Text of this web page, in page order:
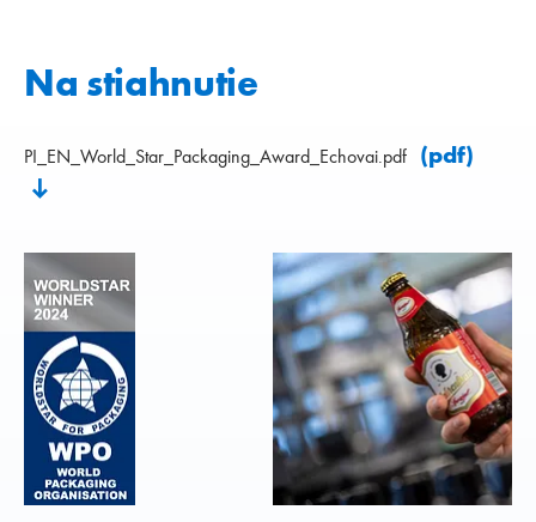
Na stiahnutie
PI_EN_World_Star_Packaging_Award_Echovai.pdf (pdf)